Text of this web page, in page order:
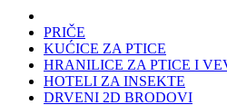
PRIČE
KUĆICE ZA PTICE
HRANILICE ZA PTICE I
HOTELI ZA INSEKTE
DRVENI 2D BRODOVI